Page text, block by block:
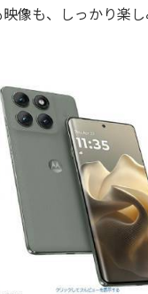
像も、しっかり楽し